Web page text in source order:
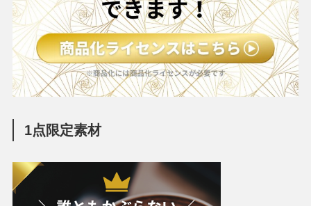
1点限定素材